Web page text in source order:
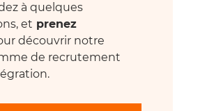
à quelques
et prenez
découvrir notre
de recrutement